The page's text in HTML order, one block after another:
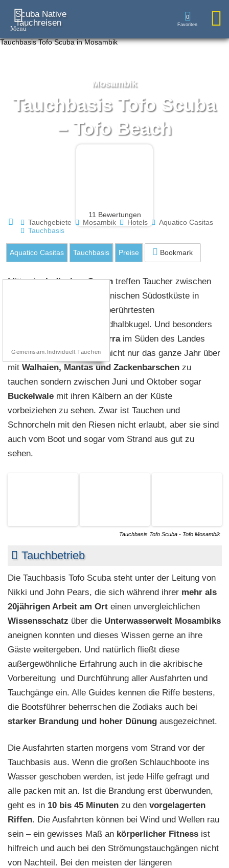
Scuba Native
Tauchreisen
Mosambik
Gemeinsam.Individuell.Tauchen
Tauchbasis Tofo Scuba
– Tofo Beach
11 Bewertungen
Tauchgebiete
Mosambik Hotels
Aquatico Casitas
Tauchbasis
Aquatico Casitas Tauchbasis Preise
Mitten imIndischen Ozean treffen Taucher zwischen
Madagaskar und der afrikanischen Südostküste in
Mosambik auf eine der unberührtesten
Unterwasserwelten der Südhalbkugel. Und besonders
Riffe vor Tofo und Barraim Süden des Landes
sind der perfekte Ort, um nicht nur das ganze Jahr über
mit Walhaien, Mantas und Zackenbarschen zu
tauchen sondern zwischen Juni und Oktober sogar
Buckelwale mit ihren Kälbern an der Küste
vorbeiziehen zu sehen. Zwar ist Tauchen und
Schnorcheln mit den Riesen nicht erlaubt, aber sie sind
auch vom Boot und sogar vom Strand aus gut zu
sehen.
Tauchbasis Tofo Scuba - Tofo Mosambik
Tauchbetrieb
Die Tauchbasis Tofo Scuba steht unter der Leitung von
Nikki und John Pears, die sich während ihrer mehr als
20jährigen Arbeit am Ort einen unvergleichlichen
Wissensschatz über die Unterwasserwelt Mosambiks
aneignen konnten und dieses Wissen gerne an ihre
Gäste weitergeben. Und natürlich fließt diese
außergewöhnliche Erfahrung auch in die akribische
Vorbereitung und Durchführung aller Ausfahrten und
Tauchgänge ein. Alle Guides kennen die Riffe bestens,
die Bootsführer beherrschen die Zodiaks auch bei
starker Brandung und hoher Dünung ausgezeichnet.
Die Ausfahrten starten morgens vom Strand vor der
Tauchbasis aus. Wenn die großen Schlauchboote ins
Wasser geschoben werden, ist jede Hilfe gefragt und
alle packen mit an. Ist die Brandung erst überwunden,
geht es in 10 bis 45 Minuten zu den vorgelagerten
Riffen. Die Ausfahrten können bei Wind und Wellen rau
sein – ein gewisses Maß an körperlicher Fitness ist
hilfreich und auch bei den Strömungstauchgängen nicht
von Nachteil. Bei den meisten der längeren
0